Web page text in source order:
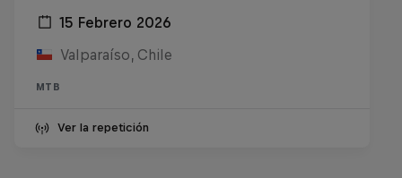
15 Febrero 2026
Valparaíso, Chile
MTB
Ver la repetición